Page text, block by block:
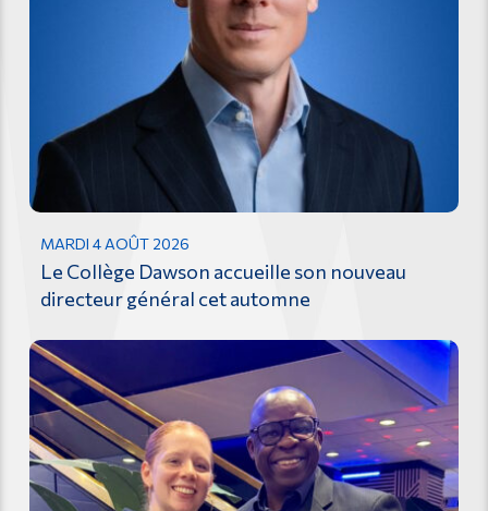
MARDI 4 AOÛT 2026
Le Collège Dawson accueille son nouveau
directeur général cet automne